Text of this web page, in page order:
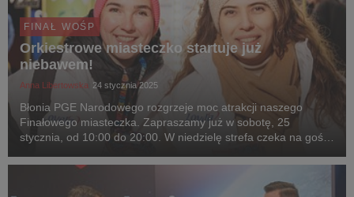
FINAŁ WOŚP
Orkiestrowe miasteczko startuje już
niebawem!
Anna Libertowska 24 stycznia 2025
Błonia PGE Narodowego rozgrzeje moc atrakcji naszego
Finałowego miasteczka. Zapraszamy już w sobotę, 25
stycznia, od 10:00 do 20:00. W niedzielę strefa czeka na gości